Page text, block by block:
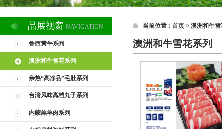
品展视窗 NAVIGATION
鲁西黄牛系列
澳洲和牛雪花系列
亲热“高净品”毛肚系列
台湾风味高档丸子系列
内蒙羔羊肉系列
当前位置： 首页 > 澳洲和牛雪
澳洲和牛雪花系列